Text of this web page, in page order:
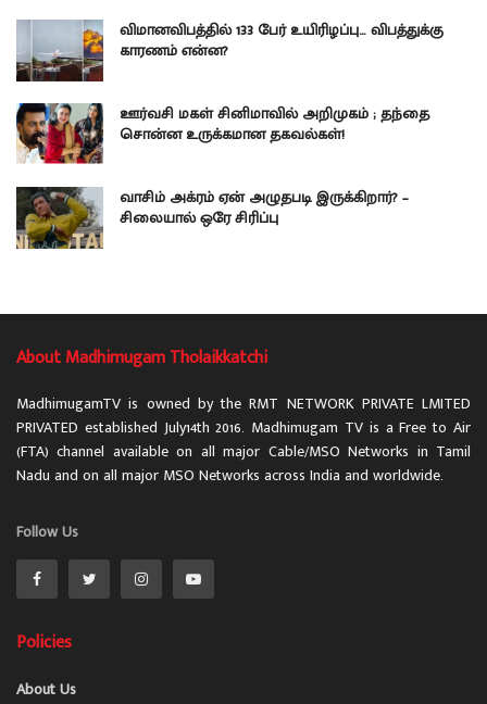
விமானவிபத்தில் 133 பேர் உயிரிழப்பு… விபத்துக்கு
காரணம் என்ன?
ஊர்வசி மகள் சினிமாவில் அறிமுகம் ; தந்தை
சொன்ன உருக்கமான தகவல்கள்!
வாசிம் அக்ரம் ஏன் அழுதபடி இருக்கிறார்? –
சிலையால் ஒரே சிரிப்பு
About Madhimugam Tholaikkatchi
MadhimugamTV is owned by the RMT NETWORK PRIVATE LMITED
PRIVATED established July14th 2016. Madhimugam TV is a Free to Air
(FTA) channel available on all major Cable/MSO Networks in Tamil
Nadu and on all major MSO Networks across India and worldwide.
Follow Us
Policies
About Us